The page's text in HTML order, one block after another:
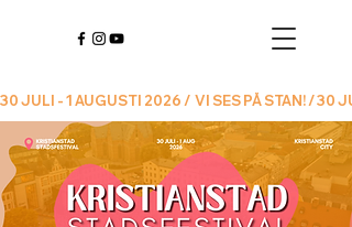
30 JULI - 1 AUGUSTI 2026 /  VI SES PÅ STAN! /